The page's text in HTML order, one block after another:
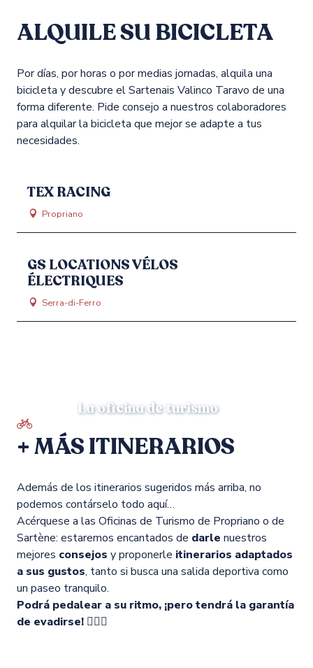
ALQUILE SU BICICLETA
Por días, por horas o por medias jornadas, alquila una
bicicleta y descubre el Sartenais Valinco Taravo de una
forma diferente. Pide consejo a nuestros colaboradores
para alquilar la bicicleta que mejor se adapte a tus
necesidades.
TEX RACING
Propriano
GS LOCATIONS VÉLOS
ÉLECTRIQUES
Serra-di-Ferro
La oficina de turismo
+ MÁS ITINERARIOS
Además de los itinerarios sugeridos más arriba, no
podemos contárselo todo aquí…
Acérquese a las Oficinas de Turismo de Propriano o de
Sartène: estaremos encantados de darle nuestros
mejores consejos y proponerle itinerarios adaptados
a sus gustos, tanto si busca una salida deportiva como
un paseo tranquilo.
Podrá pedalear a su ritmo, ¡pero tendrá la garantía
de evadirse! 🚴‍♂️✨